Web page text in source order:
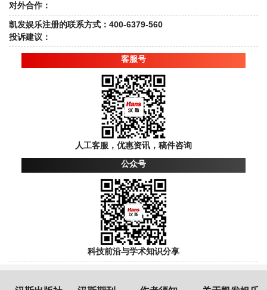
对外合作：
凯发娱乐注册的联系方式：400-6379-560
投诉建议：
客服号
人工客服，优惠资讯，稿件咨询
公众号
科技前沿与学术知识分享